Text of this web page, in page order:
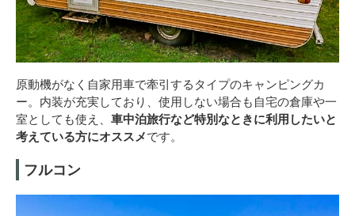
原動機がなく自家用車で牽引するタイプのキャンピングカ
ー。内装が充実しており、使用しない場合も自宅の倉庫や一
室としても使え、 車中泊旅行など特別なときに利用したいと
考えている方にオススメです。
フルコン